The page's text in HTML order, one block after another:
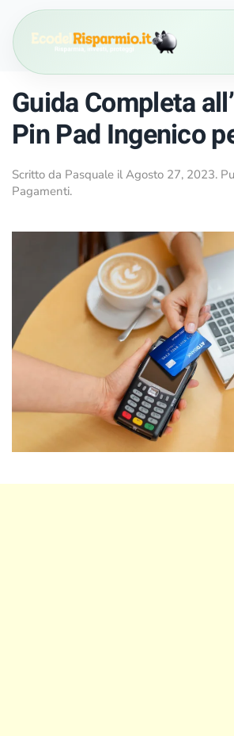
Passa al contenuto principale
Guida Completa
Pin Pad Ingenico
Scritto da Pasquale ilAgosto 27, 2023.
Pagamenti.